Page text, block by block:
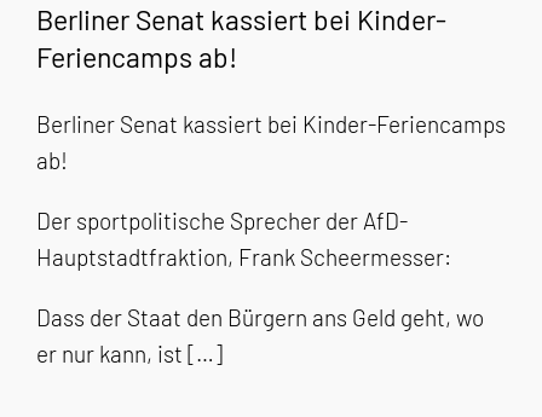
Berliner Senat kassiert bei Kinder-
Feriencamps ab!
Berliner Senat kassiert bei Kinder-Feriencamps
ab!
Der sportpolitische Sprecher der AfD-
Hauptstadtfraktion, Frank Scheermesser:
Dass der Staat den Bürgern ans Geld geht, wo
er nur kann, ist […]